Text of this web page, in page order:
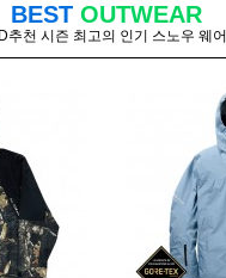
BEST OUTWEAR
추천 시즌 최고의 인기 스노우 웨어